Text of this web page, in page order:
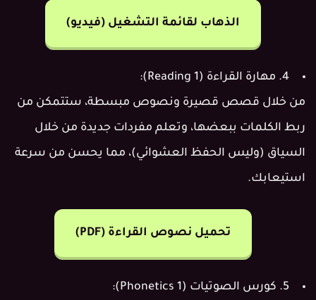
الذهاب لقائمة التشغيل (فيديو)
4. مهارة القراءة (Reading 1):
من خلال قصص قصيرة ونصوص مبسطة، ستتمكن من
ربط الكلمات ببعضها، وتعلم مفردات جديدة من خلال
السياق (وليس الحفظ العشوائي)، مما يحسن من سرعة
استيعابك.
تحميل نصوص القراءة (PDF)
5. كورس الصوتيات (Phonetics 1):